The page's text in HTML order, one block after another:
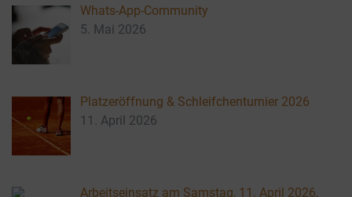
Whats-App-Community
5. Mai 2026
Platzeröffnung & Schleifchenturnier 2026
11. April 2026
Arbeitseinsatz am Samstag, 11. April 2026,